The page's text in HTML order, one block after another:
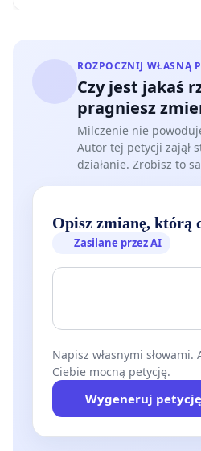
ROZPOCZNIJ WŁASNĄ
Czy jest jakaś
pragniesz
Milczenie nie
Autor tej petycji zajął
działanie. Zrobisz to
Opisz zmianę, którą
Zasilane przez AI
Napisz własnymi
Ciebie mocną petycję.
Wygeneruj petycję